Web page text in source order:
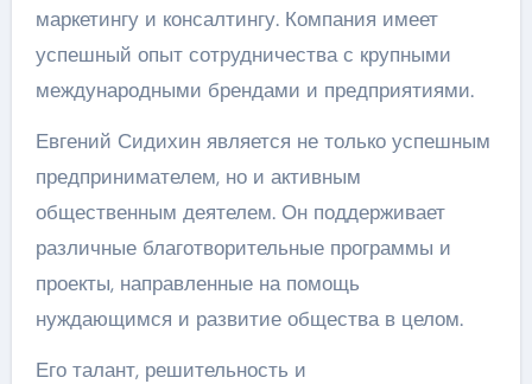
маркетингу и консалтингу. Компания имеет
успешный опыт сотрудничества с крупными
международными брендами и предприятиями.
Евгений Сидихин является не только успешным
предпринимателем, но и активным
общественным деятелем. Он поддерживает
различные благотворительные программы и
проекты, направленные на помощь
нуждающимся и развитие общества в целом.
Его талант, решительность и